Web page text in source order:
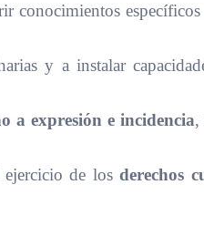
conocimientos
y a instalar
a expresión e incidencia,
ejercicio de losderechos